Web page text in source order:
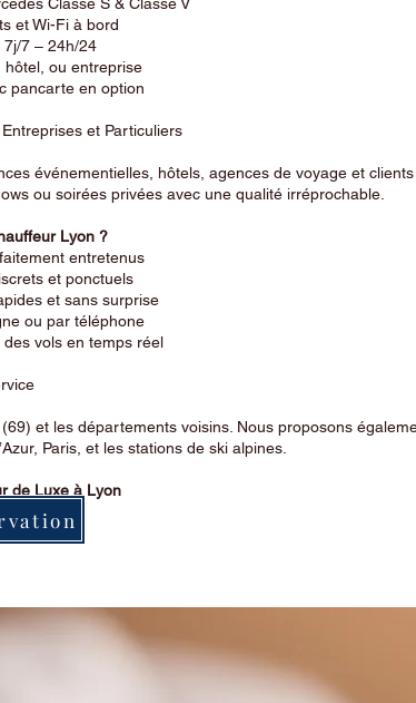
et Wi-Fi à bord
7 – 24h/24
ou entreprise
en option
et Particuliers
événementielles, hôtels, agences de voyage et clients
ou soirées privées avec une qualité irréprochable.
Lyon ?
entretenus
et ponctuels
et sans surprise
ou par téléphone
vols en temps réel
et les départements voisins. Nous proposons
Paris, et les stations de ski alpines.
de Luxe à Lyon